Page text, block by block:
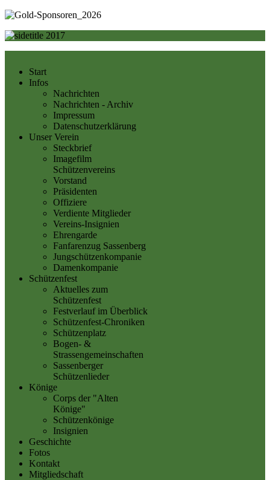
Start
Infos
Nachrichten
Nachrichten - Archiv
Impressum
Datenschutzerklärung
Unser Verein
Steckbrief
Imagefilm
Schützenvereins
Vorstand
Präsidenten
Offiziere
Verdiente Mitglieder
Vereins-Insignien
Ehrengarde
Fanfarenzug Sassenberg
Jungschützenkompanie
Damenkompanie
Schützenfest
Aktuelles zum
Schützenfest
Festverlauf im Überblick
Schützenfest-Chroniken
Schützenplatz
Bogen- &
Strassengemeinschaften
Sassenberger
Schützenlieder
Könige
Corps der "Alten
Könige"
Schützenkönige
Insignien
Geschichte
Fotos
Kontakt
Mitgliedschaft